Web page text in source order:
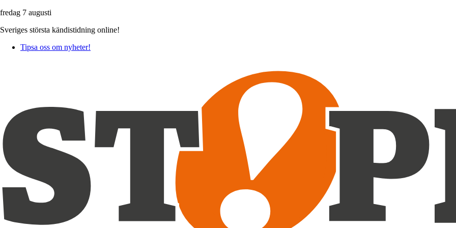
fredag 7 augusti
Sveriges största kändistidning online!
Tipsa oss om nyheter!